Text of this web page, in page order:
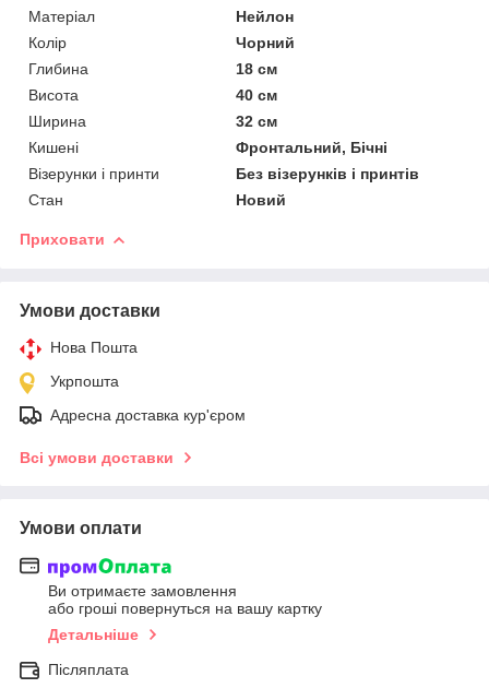
Матеріал
Нейлон
Колір
Чорний
Глибина
18 см
Висота
40 см
Ширина
32 см
Кишені
Фронтальний, Бічні
Візерунки і принти
Без візерунків і принтів
Стан
Новий
Приховати
Умови доставки
Нова Пошта
Укрпошта
Адресна доставка кур'єром
Всі умови доставки
Умови оплати
Ви отримаєте замовлення
або гроші повернуться на вашу картку
Детальніше
Післяплата